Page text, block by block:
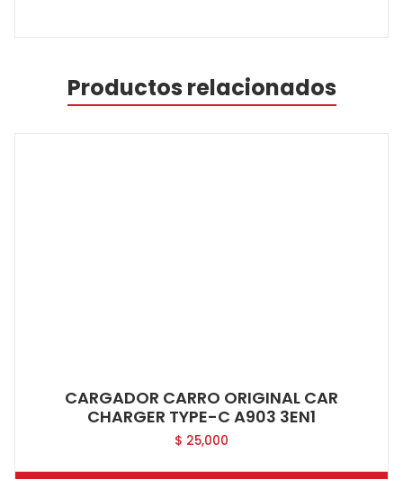
Productos relacionados
CARGADOR CARRO ORIGINAL CAR
CHARGER TYPE-C A903 3EN1
$ 25,000